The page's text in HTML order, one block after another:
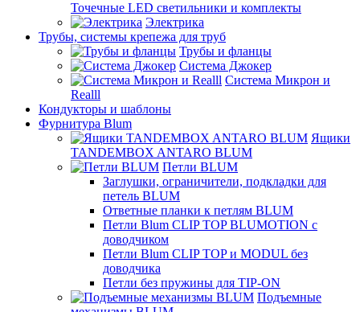
Точечные LED светильники и комплекты
Электрика
Трубы, системы крепежа для труб
Трубы и фланцы
Система Джокер
Система Микрон и
Realll
Кондукторы и шаблоны
Фурнитура Blum
Ящики
TANDEMBOX ANTARO BLUM
Петли BLUM
Заглушки, ограничители, подкладки для
петель BLUM
Ответные планки к петлям BLUM
Петли Blum CLIP TOP BLUMOTION с
доводчиком
Петли Blum CLIP TOP и MODUL без
доводчика
Петли без пружины для TIP-ON
Подъемные